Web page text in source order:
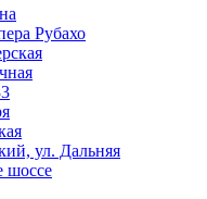
Рубахо
ул. Дальняя
шоссе